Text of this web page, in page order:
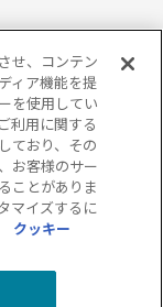
いについて
せ、コンテン
ィア機能を提
を使用してい
利用に関する
ており、その
お客様のサー
ことがありま
マイズするに
クッキー